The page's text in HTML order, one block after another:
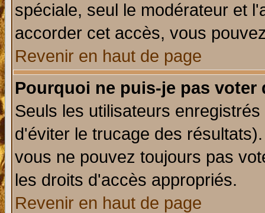
spéciale, seul le modérateur et
accorder cet accès, vous
Revenir en haut de page
Pourquoi ne puis-je pas voter
Seuls les utilisateurs
d'éviter le trucage des
vous ne pouvez toujours pas
les droits d'accès appropriés.
Revenir en haut de page